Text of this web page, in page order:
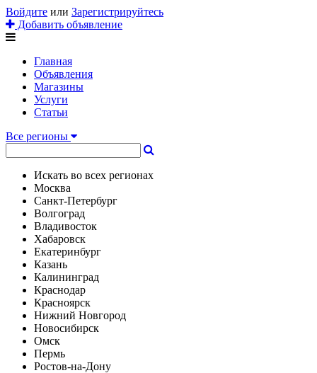
Войдите или Зарегистрируйтесь
Добавить объявление
Главная
Объявления
Магазины
Услуги
Статьи
Все регионы
Искать во всех регионах
Москва
Санкт-Петербург
Волгоград
Владивосток
Хабаровск
Екатеринбург
Казань
Калининград
Краснодар
Красноярск
Нижний Новгород
Новосибирск
Омск
Пермь
Ростов-на-Дону